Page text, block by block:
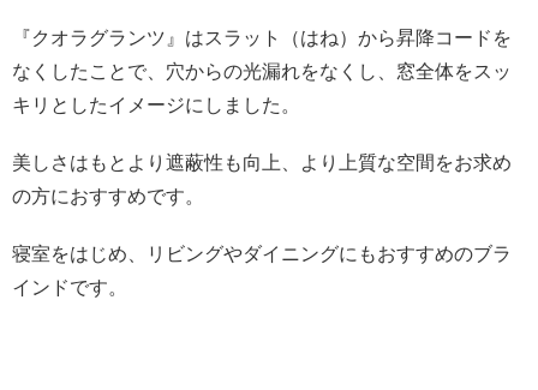
『クオラグランツ』はスラット（はね）から昇降コードを
なくしたことで、穴からの光漏れをなくし、窓全体をスッ
キリとしたイメージにしました。
美しさはもとより遮蔽性も向上、より上質な空間をお求め
の方におすすめです。
寝室をはじめ、リビングやダイニングにもおすすめのブラ
インドです。